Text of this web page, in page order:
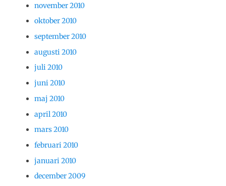
november 2010
oktober 2010
september 2010
augusti 2010
juli 2010
juni 2010
maj 2010
april 2010
mars 2010
februari 2010
januari 2010
december 2009